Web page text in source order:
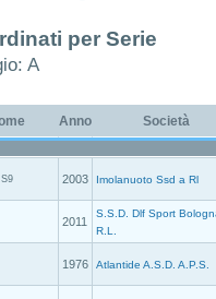
per Serie
A
Anno Società
S9 2003 Imolanuoto Ssd a Rl
2011
S.S.D. Dlf Sport
R.L.
1976 Atlantide A.S.D. A.P.S.